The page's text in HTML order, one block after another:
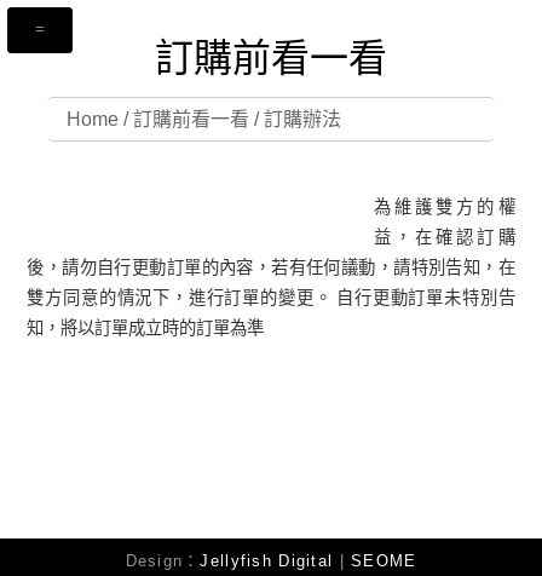
訂購前看一看
Home/訂購前看一看 / 訂購辦法
為維護雙方的權
益，在確認訂購
後，請勿自行更動訂單的內容，若有任何議動，請特別告知，在
雙方同意的情況下，進行訂單的變更。 自行更動訂單未特別告
知，將以訂單成立時的訂單為準
Design：Jellyfish Digital |SEOME